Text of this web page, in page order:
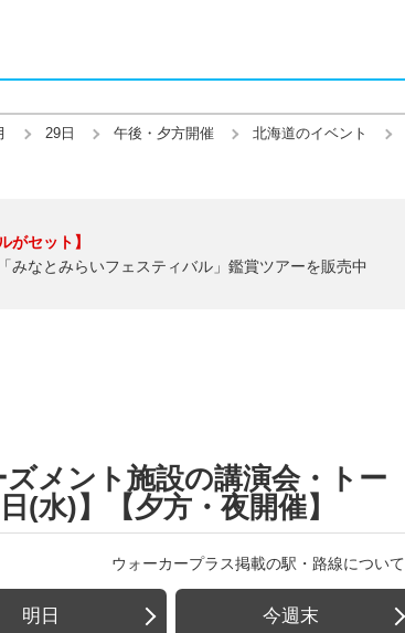
29日 午後・夕方開催 北海道のイベント
がセット】
みなとみらいフェスティバル」鑑賞ツアーを販売中
メント施設の講演会・トー
(水)】【夕方・夜開催】
ウォーカープラス掲載の駅・路線について
明日 今週末